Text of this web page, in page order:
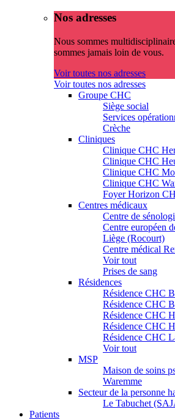
Nos adresses
Nous sommes
sommes jamais loin de vous.
Voir toutes nos adresses
Voir toutes nos adresses
Groupe CHC
Siège social
Services
Crèche
Cliniques
Clinique CHC
Clinique CHC
Clinique CHC
Clinique CHC
Foyer Horizon
Centres médicaux
Centre de
Centre européen
Liège (Rocourt)
Centre médical
Voir tout
Prises de sang
Résidences
Résidence CHC
Résidence CHC
Résidence CHC
Résidence CHC
Résidence CHC
Voir tout
MSP
Maison de soins
Waremme
Secteur de la personne
Le Tabuchet
Patients